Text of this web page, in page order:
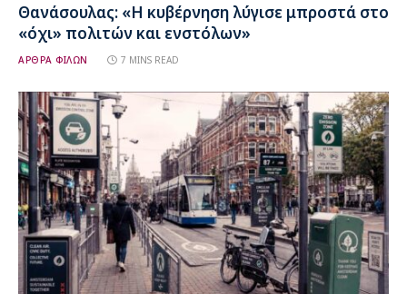
Θανάσουλας: «Η κυβέρνηση λύγισε μπροστά στο
«όχι» πολιτών και ενστόλων»
ΑΡΘΡΑ ΦΙΛΩΝ 7 MINS READ